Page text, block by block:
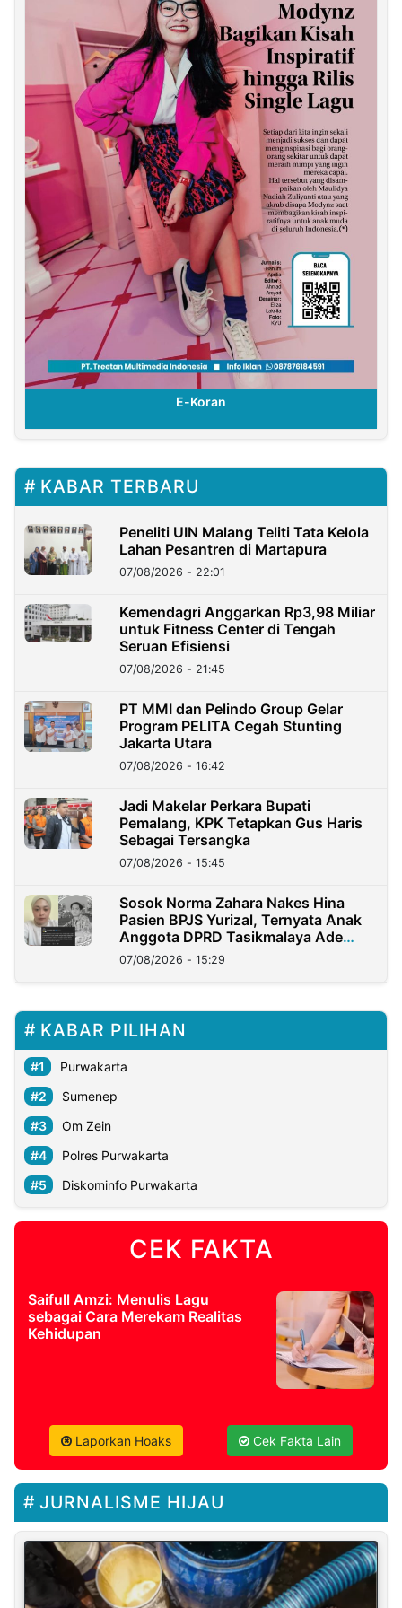
E-Koran
KABAR TERBARU
Peneliti UIN Malang Teliti Tata Kelola
Lahan Pesantren di Martapura
07/08/2026 - 22:01
Kemendagri Anggarkan Rp3,98 Miliar
untuk Fitness Center di Tengah
Seruan Efisiensi
07/08/2026 - 21:45
PT MMI dan Pelindo Group Gelar
Program PELITA Cegah Stunting
Jakarta Utara
07/08/2026 - 16:42
Jadi Makelar Perkara Bupati
Pemalang, KPK Tetapkan Gus Haris
Sebagai Tersangka
07/08/2026 - 15:45
Sosok Norma Zahara Nakes Hina
Pasien BPJS Yurizal, Ternyata Anak
Anggota DPRD Tasikmalaya Ade
Lukman
07/08/2026 - 15:29
KABAR PILIHAN
Purwakarta
Sumenep
Om Zein
Polres Purwakarta
Diskominfo Purwakarta
CEK FAKTA
Saifull Amzi: Menulis Lagu
sebagai Cara Merekam Realitas
Kehidupan
Laporkan Hoaks Cek Fakta Lain
JURNALISME HIJAU